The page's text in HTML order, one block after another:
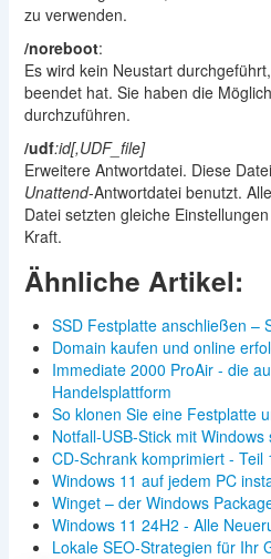
zu verwenden.
/noreboot:
Es wird kein Neustart
beendet hat. Sie haben die
durchzuführen.
/udf:id[,UDF_file]
Erweitere Antwortdatei. Diese
Unattend-Antwortdatei benutzt.
Datei setzten gleiche
Kraft.
Ähnliche Artikel:
SSD Festplatte anschließen –
Domain kaufen und online
Immediate 2000 ProAir - die
Handelsplattform
So klonen Sie eine Festplatte
Notfall-USB-Stick mit
CD-Schrank komprimiert - Teil
Windows 11 auf jedem PC
Winget – der Windows
Windows 11 24H2 - Alle
Lokale SEO-Strategien für Ihr